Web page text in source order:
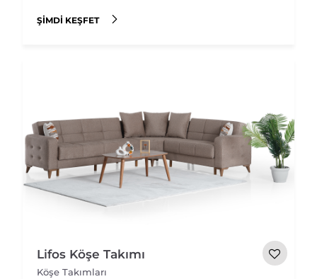
ŞIMDI KEŞFET
Lifos Köşe Takımı
Köşe Takımları